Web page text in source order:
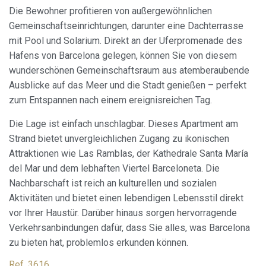
Die Bewohner profitieren von außergewöhnlichen
Gemeinschaftseinrichtungen, darunter eine Dachterrasse
mit Pool und Solarium. Direkt an der Uferpromenade des
Hafens von Barcelona gelegen, können Sie von diesem
wunderschönen Gemeinschaftsraum aus atemberaubende
Ausblicke auf das Meer und die Stadt genießen – perfekt
zum Entspannen nach einem ereignisreichen Tag.
Die Lage ist einfach unschlagbar. Dieses Apartment am
Strand bietet unvergleichlichen Zugang zu ikonischen
Attraktionen wie Las Ramblas, der Kathedrale Santa María
del Mar und dem lebhaften Viertel Barceloneta. Die
Nachbarschaft ist reich an kulturellen und sozialen
Aktivitäten und bietet einen lebendigen Lebensstil direkt
vor Ihrer Haustür. Darüber hinaus sorgen hervorragende
Verkehrsanbindungen dafür, dass Sie alles, was Barcelona
zu bieten hat, problemlos erkunden können.
Cookies ändern
Technik und Funktional
Diese Website verwendet eigene Cookies, um
verbessern. Wenn Sie weiter surfen, akzeptieren Sie deren
Installation. Der Benutzer hat die Möglichkeit, seinen
Browser zu konfigurieren und auf Wunsch zu verhindern,
dass er auf seiner Festplatte installiert wird, obwohl er
bedenken muss, dass dies zu Schwierigkeiten beim
Navigieren auf der Website führen kann.
Analytik und Anpassung